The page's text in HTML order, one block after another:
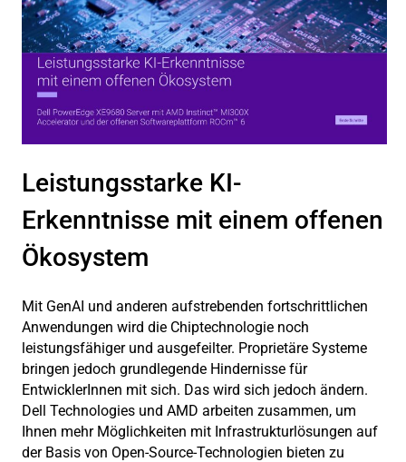
Leistungsstarke KI-
Erkenntnisse mit einem offenen
Ökosystem
Mit GenAI und anderen aufstrebenden fortschrittlichen
Anwendungen wird die Chiptechnologie noch
leistungsfähiger und ausgefeilter. Proprietäre Systeme
bringen jedoch grundlegende Hindernisse für
EntwicklerInnen mit sich. Das wird sich jedoch ändern.
Dell Technologies und AMD arbeiten zusammen, um
Ihnen mehr Möglichkeiten mit Infrastrukturlösungen auf
der Basis von Open-Source-Technologien bieten zu